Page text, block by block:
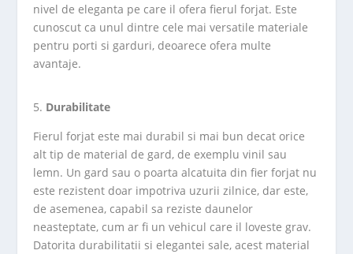
nivel de eleganta pe care il ofera fierul forjat. Este
cunoscut ca unul dintre cele mai versatile materiale
pentru porti si garduri, deoarece ofera multe
avantaje.
Durabilitate
Fierul forjat este mai durabil si mai bun decat orice
alt tip de material de gard, de exemplu vinil sau
lemn. Un gard sau o poarta alcatuita din fier forjat nu
este rezistent doar impotriva uzurii zilnice, dar este,
de asemenea, capabil sa reziste daunelor
neasteptate, cum ar fi un vehicul care il loveste grav.
Datorita durabilitatii si elegantei sale, acest material